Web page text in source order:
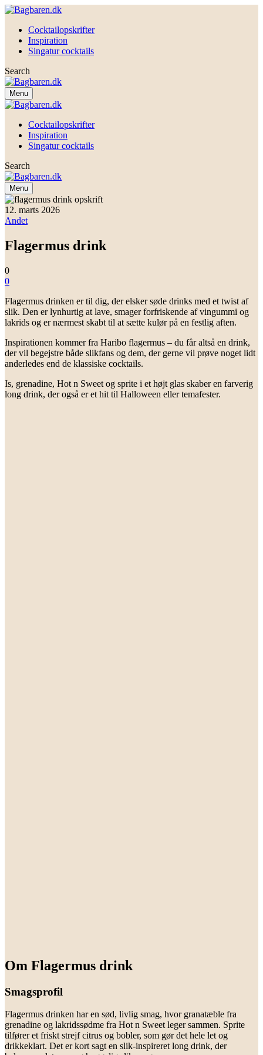
Cocktailopskrifter
Inspiration
Singatur cocktails
Search
Menu
Cocktailopskrifter
Inspiration
Singatur cocktails
Search
Menu
12. marts 2026
Andet
Flagermus drink
0
0
Flagermus drinken er til dig, der elsker søde drinks med et twist af
slik. Den er lynhurtig at lave, smager forfriskende af vingummi og
lakrids og er nærmest skabt til at sætte kulør på en festlig aften.
Inspirationen kommer fra Haribo flagermus – du får altså en drink,
der vil begejstre både slikfans og dem, der gerne vil prøve noget lidt
anderledes end de klassiske cocktails.
Is, grenadine, Hot n Sweet og sprite i et højt glas skaber en farverig
long drink, der også er et hit til Halloween eller temafester.
Om Flagermus drink
Smagsprofil
Flagermus drinken har en sød, livlig smag, hvor granatæble fra
grenadine og lakridssødme fra Hot n Sweet leger sammen. Sprite
tilfører et friskt strejf citrus og bobler, som gør det hele let og
drikkeklart. Det er kort sagt en slik-inspireret long drink, der